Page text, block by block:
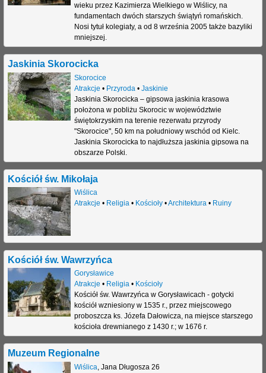
j
wieku przez Kazimierza Wielkiego w Wiślicy, na
fundamentach dwóch starszych świątyń romańskich.
Nosi tytuł kolegiaty, a od 8 września 2005 także bazyliki
mniejszej.
Jaskinia Skorocicka
Skorocice
Atrakcje • Przyroda • Jaskinie
Jaskinia Skorocicka – gipsowa jaskinia krasowa
położona w pobliżu Skorocic w województwie
świętokrzyskim na terenie rezerwatu przyrody
"Skorocice", 50 km na południowy wschód od Kielc.
Jaskinia Skorocicka to najdłuższa jaskinia gipsowa na
obszarze Polski.
Kościół św. Mikołaja
Wiślica
Atrakcje • Religia• Kościoły•Architektura• Ruiny
Kościół św. Wawrzyńca
Gorysławice
Atrakcje • Religia• Kościoły
Kościół św. Wawrzyńca w Gorysławicach - gotycki
kościół wzniesiony w 1535 r., przez miejscowego
proboszcza ks. Józefa Dałowicza, na miejsce starszego
kościoła drewnianego z 1430 r.; w 1676 r.
Muzeum Regionalne
Wiślica, Jana Długosza 26